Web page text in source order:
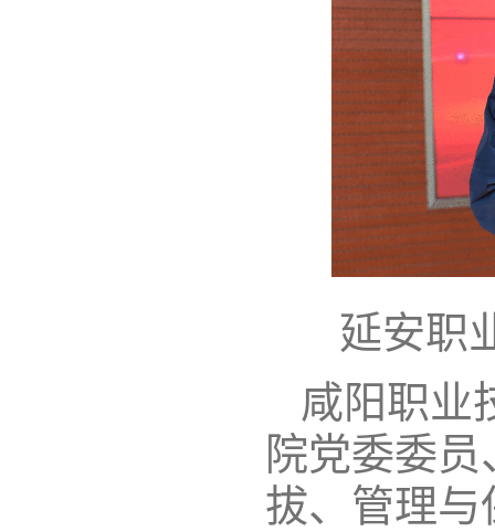
延安职
咸阳职业
院党委委
拔、管理